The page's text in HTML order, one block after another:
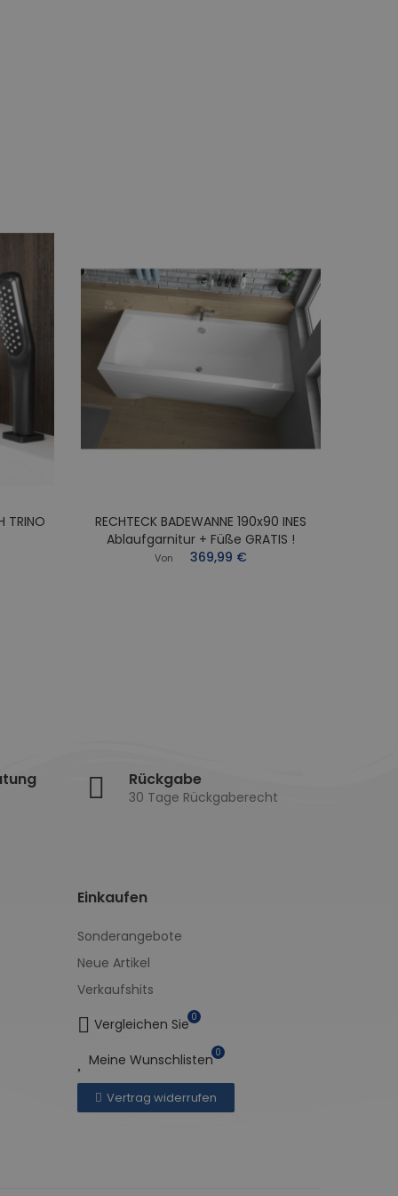
RECHTECK BADEWANNE 190x90 INES
Ablaufgarnitur + Füße GRATIS !
Von 369,99 €
Rückgabe
30 Tage Rückgaberecht
Einkaufen
Sonderangebote
Neue Artikel
Verkaufshits
Vergleichen Sie 0
Meine Wunschlisten 0
Vertrag widerrufen